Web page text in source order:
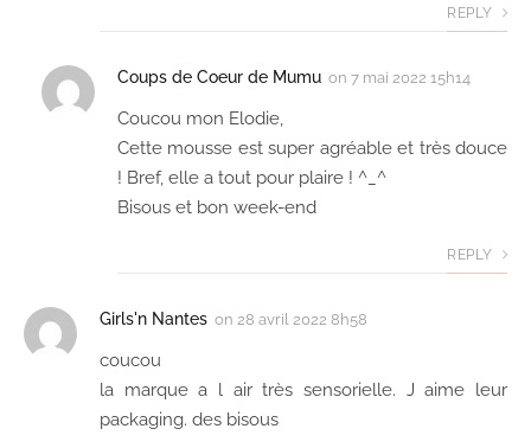
REPLY
Coups de Coeur de Mumu on 7 mai 2022 15h14
Coucou mon Elodie,
Cette mousse est super agréable et très douce
! Bref, elle a tout pour plaire ! ^_^
Bisous et bon week-end
REPLY
Girls'n Nantes on 28 avril 2022 8h58
coucou
la marque a l air très sensorielle. J aime leur
packaging. des bisous